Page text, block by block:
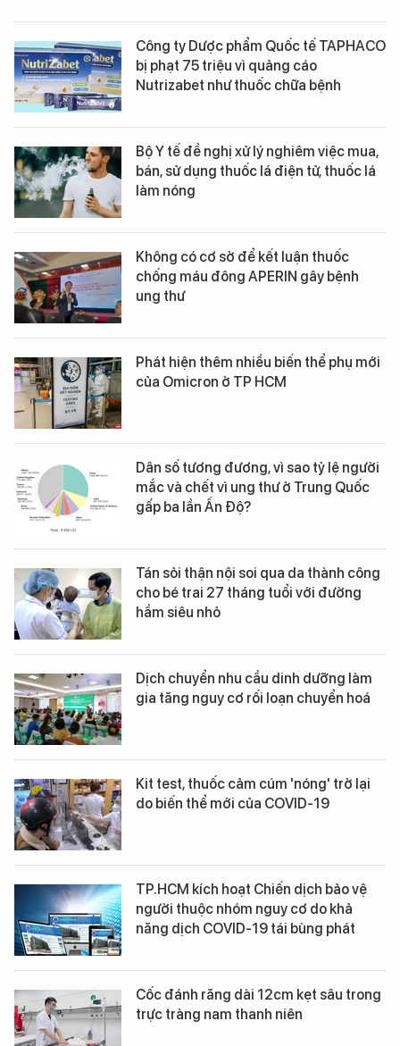
Công ty Dược phẩm Quốc tế TAPHACO
bị phạt 75 triệu vì quảng cáo
Nutrizabet như thuốc chữa bệnh
Bộ Y tế đề nghị xử lý nghiêm việc mua,
bán, sử dụng thuốc lá điện tử, thuốc lá
làm nóng
Không có cơ sở để kết luận thuốc
chống máu đông APERIN gây bệnh
ung thư
Phát hiện thêm nhiều biến thể phụ mới
của Omicron ở TP HCM
Dân số tương đương, vì sao tỷ lệ người
mắc và chết vì ung thư ở Trung Quốc
gấp ba lần Ấn Độ?
Tán sỏi thận nội soi qua da thành công
cho bé trai 27 tháng tuổi với đường
hầm siêu nhỏ
Dịch chuyển nhu cầu dinh dưỡng làm
gia tăng nguy cơ rối loạn chuyển hoá
Kit test, thuốc cảm cúm 'nóng' trở lại
do biến thể mới của COVID-19
TP.HCM kích hoạt Chiến dịch bảo vệ
người thuộc nhóm nguy cơ do khả
năng dịch COVID-19 tái bùng phát
Cốc đánh răng dài 12cm kẹt sâu trong
trực tràng nam thanh niên